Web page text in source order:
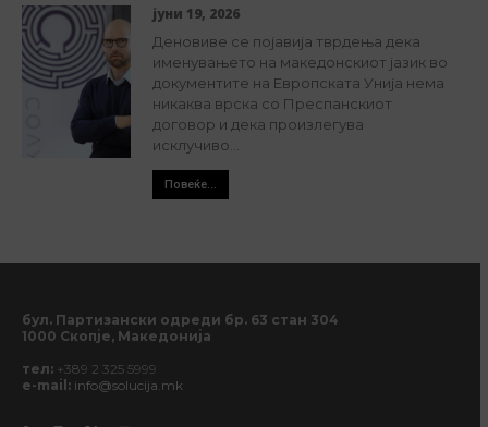
јуни 19, 2026
Деновиве се појавија тврдења дека
именувањето на македонскиот јазик во
документите на Европската Унија нема
никаква врска со Преспанскиот
договор и дека произлегува
исклучиво...
Повеќе...
бул. Партизански одреди бр. 63 стан 304
1000 Скопје, Македонија
тел: +389 2 325 5999
e-mail: info@solucija.mk